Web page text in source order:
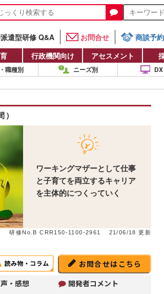
遣型研修 Q&A お問合せ 商談予約
行政機関向け アセスメント
職種別 ニーズ別
）
ワーキングマザーとして仕事
と子育てを両立するキャリア
を主体的につくっていく
研修No.B CRR150‐1100-2961 21/06/18 更新
お問合せはこちら
・感想
開発者コメント